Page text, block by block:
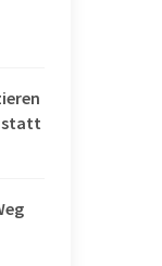
statt